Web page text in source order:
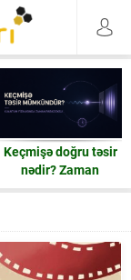
Keçmişə doğru təsir
nədir? Zaman
həqiqətən geri işləyə